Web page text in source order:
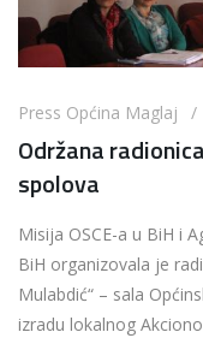
Press Općina Maglaj
Održana
spolova
Misija OSCE-a u BiH i
BiH organizovala je
Mulabdić“ – sala
izradu lokalnog